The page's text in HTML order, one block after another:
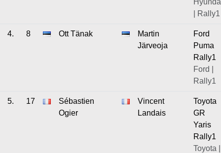
| Rally1
4. 8 Ott Tänak
Martin
Järveoja
Ford
Puma
Rally1
Ford |
Rally1
5. 17
Sébastien
Ogier
Vincent
Landais
Toyota
GR
Yaris
Rally1
Toyota |